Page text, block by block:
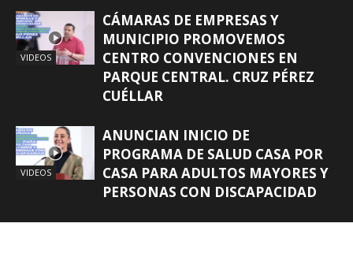
VIDEOS
CÁMARAS DE EMPRESAS Y
MUNICIPIO PROMOVEMOS
CENTRO CONVENCIONES EN
PARQUE CENTRAL. CRUZ PÉREZ
CUÉLLAR
VIDEOS
ANUNCIAN INICIO DE
PROGRAMA DE SALUD CASA POR
CASA PARA ADULTOS MAYORES Y
PERSONAS CON DISCAPACIDAD